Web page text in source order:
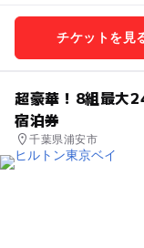
チケットを見
超豪華！8組最大
宿泊券
千葉県浦安市